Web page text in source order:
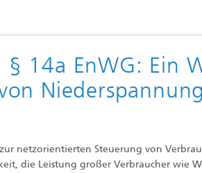
14a EnWG: Ein
netzorientierten Steuerung von
die Leistung großer Verbraucher wie